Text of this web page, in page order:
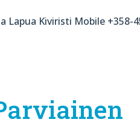
Lapua Kiviristi Mobile +358-